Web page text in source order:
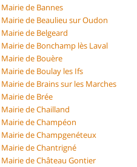
Mairie de Bannes
Mairie de Beaulieu sur Oudon
Mairie de Belgeard
Mairie de Bonchamp lès Laval
Mairie de Bouère
Mairie de Boulay les Ifs
Mairie de Brains sur les Marches
Mairie de Brée
Mairie de Chailland
Mairie de Champéon
Mairie de Champgenéteux
Mairie de Chantrigné
Mairie de Château Gontier